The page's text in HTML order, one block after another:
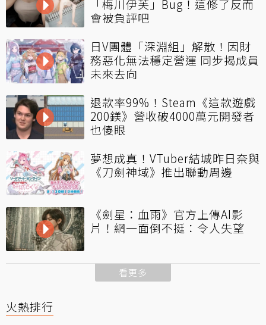
「梅川伊芙」Bug！這修了反而
會被負評吧
日V團體「深淵組」解散！因財
務惡化無法穩定營運 同步揭成員
未來去向
退款率99%！Steam《這款遊戲
200鎂》營收破4000萬元開發者
也傻眼
夢想成真！VTuber結城昨日奈與
《刀劍神域》推出聯動周邊
《劍星：血雨》官方上傳AI影
片！網一面倒不挺：令人失望
看更多
火熱排行